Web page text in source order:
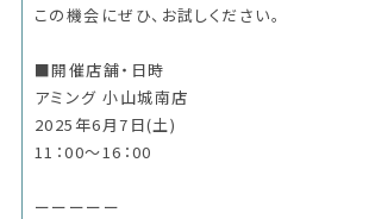
この機会にぜひ、お試しください。
■開催店舗・日時
アミング 小山城南店
2025年6月7日(土)
11：00～16：00
ーーーーー